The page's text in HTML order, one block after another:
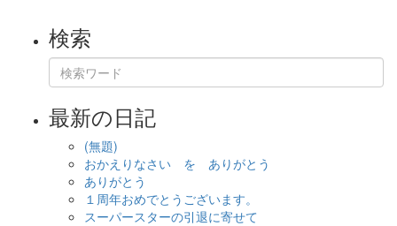
検索
最新の日記
(無題)
おかえりなさい を ありがとう
ありがとう
１周年おめでとうございます。
スーパースターの引退に寄せて